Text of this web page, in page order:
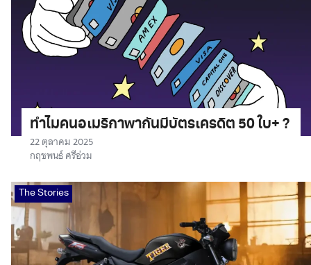
ทำไมคนอเมริกาพากันมีบัตรเครดิต 50 ใบ+ ?
22 ตุลาคม 2025
กฤชพนธ์ ศรีอ่วม
The Stories